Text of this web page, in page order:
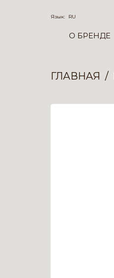
Язык: RU
О БРЕНДЕ
ГЛАВНАЯ